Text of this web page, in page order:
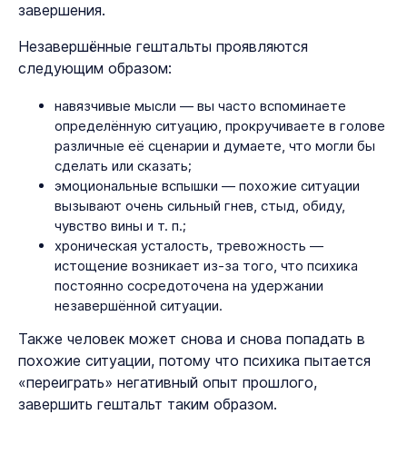
завершения.
Незавершённые гештальты проявляются
следующим образом:
навязчивые мысли — вы часто вспоминаете
определённую ситуацию, прокручиваете в голове
различные её сценарии и думаете, что могли бы
сделать или сказать;
эмоциональные вспышки — похожие ситуации
вызывают очень сильный гнев, стыд, обиду,
чувство вины и т. п.;
хроническая усталость, тревожность —
истощение возникает из-за того, что психика
постоянно сосредоточена на удержании
незавершённой ситуации.
Также человек может снова и снова попадать в
похожие ситуации, потому что психика пытается
«переиграть» негативный опыт прошлого,
завершить гештальт таким образом.